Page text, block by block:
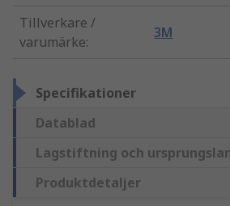
Tillverkare /
varumärke:
3M
Specifikationer
Datablad
Lagstiftning och
Produktdetaljer